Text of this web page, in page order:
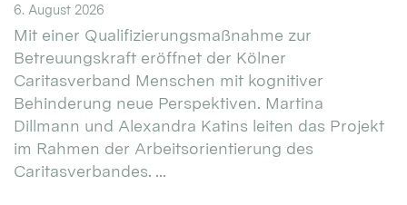
6. August 2026
Mit einer Qualifizierungsmaßnahme zur
Betreuungskraft eröffnet der Kölner
Caritasverband Menschen mit kognitiver
Behinderung neue Perspektiven. Martina
Dillmann und Alexandra Katins leiten das Projekt
im Rahmen der Arbeitsorientierung des
Caritasverbandes. ...